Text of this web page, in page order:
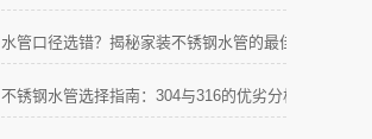
水管口径选错？揭秘家装不锈钢水管的最佳方案
不锈钢水管选择指南：304与316的优劣分析